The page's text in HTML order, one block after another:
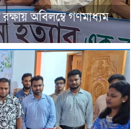
অবিলম্বে গণমাধ্যম